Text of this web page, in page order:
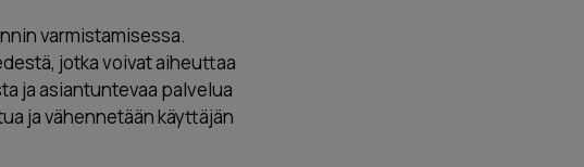
varmistamisessa.
jotka voivat aiheuttaa
ja asiantuntevaa palvelua
ja vähennetään käyttäjän